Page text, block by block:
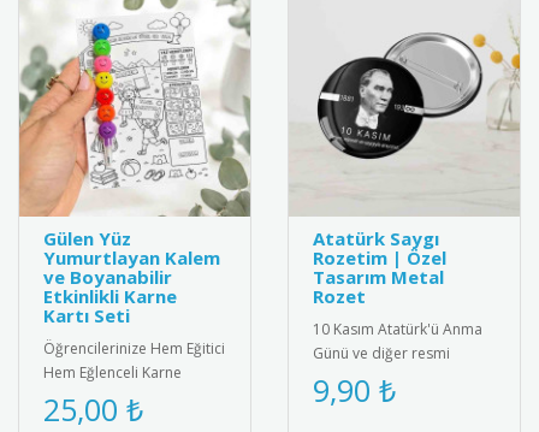
Gülen Yüz
Yumurtlayan Kalem
ve Boyanabilir
Etkinlikli Karne
Kartı Seti
Öğrencilerinize Hem Eğitici
Hem Eğlenceli Karne
Hediyesi: Gülen Yüz
Yumurtlayan Kalem ve
25,00 ₺
Atatürk Saygı
Rozetim | Özel
Tasarım Metal
Rozet
10 Kasım Atatürk'ü Anma
Günü ve diğer resmi
törenler için özel olarak
tasarlanmış metal saygı
9,90 ₺